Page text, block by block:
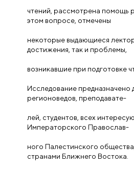
чтений, рассмотрена помощь
этом вопросе, отмечены
некоторые выдающиеся
достижения, так и проблемы,
возникавшие при подготовке
Исследование предназначено
регионоведов, преподавате-
лей, студентов, всех
Императорского Православ-
ного Палестинского
странами Ближнего Востока.